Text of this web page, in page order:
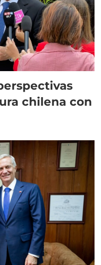
chilena con